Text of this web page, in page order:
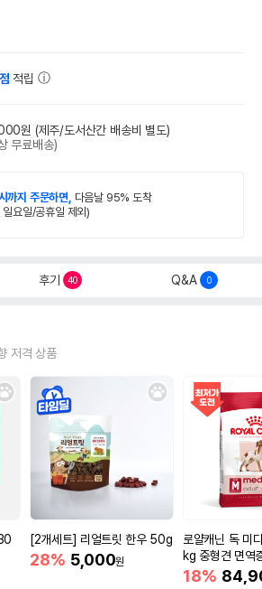
적립
원 (제주/도서산간 배송비 별도)
무료배송)
까지 주문하면, 다음날 95% 도착
일요일/공휴일 제외)
후기 40 Q&A 0
저격 상품
[2개세트] 리얼트릿 한우 50g
28% 5,000원
로얄캐닌 독 미
kg 중형견 면역
18%